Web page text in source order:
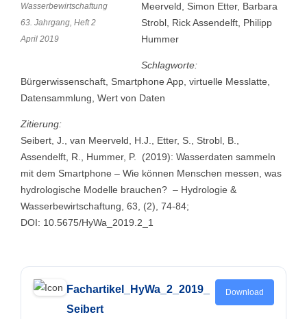
Wasserbewirtschaftung
63. Jahrgang, Heft 2
April 2019
Meerveld, Simon Etter, Barbara
Strobl, Rick Assendelft, Philipp
Hummer
Schlagworte:
Bürgerwissenschaft, Smartphone App, virtuelle Messlatte,
Datensammlung, Wert von Daten
Zitierung:
Seibert, J., van Meerveld, H.J., Etter, S., Strobl, B.,
Assendelft, R., Hummer, P. (2019): Wasserdaten sammeln
mit dem Smartphone – Wie können Menschen messen, was
hydrologische Modelle brauchen? – Hydrologie &
Wasserbewirtschaftung, 63, (2), 74-84;
DOI: 10.5675/HyWa_2019.2_1
Fachartikel_HyWa_2_2019_
Seibert
Download